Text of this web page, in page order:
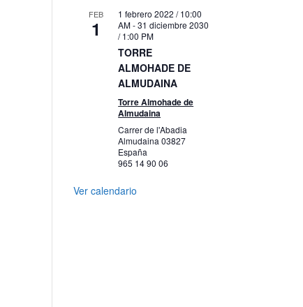
FEB
1
1 febrero 2022 / 10:00
AM-31 diciembre 2030
/ 1:00 PM
TORRE
ALMOHADE DE
ALMUDAINA
Torre Almohade de
Almudaina
Carrer de l'Abadia
Almudaina03827
España
965 14 90 06
Ver calendario